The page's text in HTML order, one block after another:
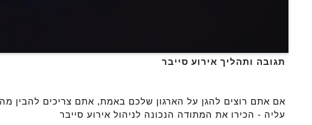
תגובה ותהליך אירוע סייבר
אם אתם רוצים להגן על הארגון שלכם באמת, אתם צריכים להבין
עליה - הכירו את המתודה הנכונה לניהול אירוע סייבר